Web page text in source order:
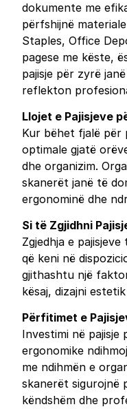
dokumente me
përfshijnë
Staples, Office
pagese me këste,
pajisje për zyrë
reflekton
Llojet e Pajisjeve
Kur bëhet fjalë për
optimale gjatë
dhe organizim.
skanerët janë të
ergonominë dhe
Si të Zgjidhni
Zgjedhja e
që keni në
gjithashtu një
kësaj, dizajni
Përfitimet e
Investimi në pajisje
ergonomike
me ndihmën e
skanerët sigurojnë
këndshëm dhe